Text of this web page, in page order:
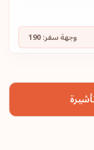
وجهة سفر:190